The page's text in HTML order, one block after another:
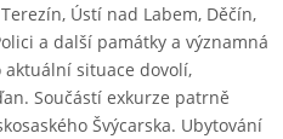
Ústí nad Labem, Děčín,
a další památky a významná
situace dovolí,
Součástí exkurze patrně
Švýcarska. Ubytování